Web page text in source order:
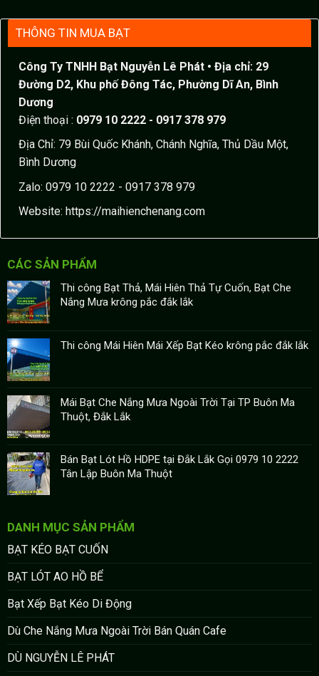
THÔNG TIN MUA BẠT
Công Ty TNHH Bạt Nguyễn Lê Phát • Địa chỉ: 29
Đường D2, Khu phố Đông Tác, Phường Dĩ An, Bình
Dương
Điện thoại : 0979 10 2222 - 0917 378 979
Địa Chỉ: 79 Bùi Quốc Khánh, Chánh Nghĩa, Thủ Dầu Một,
Bình Dương
Zalo: 0979 10 2222 - 0917 378 979
Website: https://maihienchenang.com
CÁC SẢN PHẨM
Thi công Bạt Thả, Mái Hiên Thả Tự Cuốn, Bạt Che
Nắng Mưa krông pắc đắk lắk
Thi công Mái Hiên Mái Xếp Bạt Kéo krông pắc đắk lắk
Mái Bạt Che Nắng Mưa Ngoài Trời Tại TP Buôn Ma
Thuột, Đắk Lắk
Bán Bạt Lót Hồ HDPE tại Đắk Lắk Gọi 0979 10 2222
Tân Lập Buôn Ma Thuột
DANH MỤC SẢN PHẨM
BẠT KÉO BẠT CUỐN
BẠT LÓT AO HỒ BỂ
Bạt Xếp Bạt Kéo Di Động
Dù Che Nắng Mưa Ngoài Trời Bán Quán Cafe
DÙ NGUYỄN LÊ PHÁT